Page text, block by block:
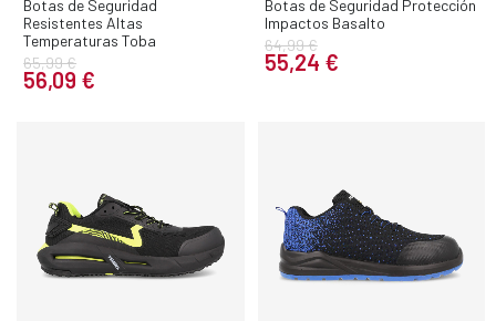
Botas de Seguridad
Resistentes Altas
Temperaturas Toba
65,99 €
56,09 €
Botas de Seguridad Protección
Impactos Basalto
64,99 €
55,24 €